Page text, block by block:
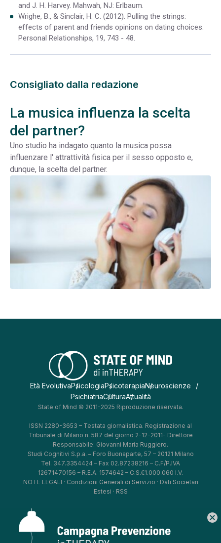
and J. H. Harvey. Mahwah, NJ: Erlbaum.
Wrighe, B., & Sinclair, H. C. (2012). Pulling the strings:
effects of parent and friends opinions on dating choices.
Personal Relationships, 19, 743 - 48.
Consigliato dalla redazione
La musica influenza la scelta
del partner?
Uno studio ha indagato quanto la musica possa
influenzare l' attrattività fisica per il sesso opposto e,
dunque, la scelta del partner.
Età EvolutivaPsicologiaPsicoterapiaNeuroscienze
PsichiatriaCulturaAttualità
State of Mind © 2011-2025 Riproduzione riservata.
ISSN 2280-3653 – Testata giornalistica. Registrazione al
Tribunale di Milano n. 587 del giorno 2-12-2011- Direttore
Responsabile: Giovanni Maria Ruggiero.
Studi Cognitivi S.p.a. – Foro Buonaparte, 57 – 20121 Milano
Tel. 347.3354424 – Fax 02.87238216 – C.F/P.IVA
12671470156 – R.E.A. 1574642 – C.S.€1.000.060 I.V.
NOTE LEGALI · Condizioni Generali di Servizio · Dati Societari
Estesi · RSS
Aggiorna le tue preferenze–
** **
cancel